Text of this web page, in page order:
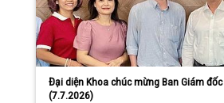
Đại diện Khoa chúc mừng Ban Giám
(7.7.2026)